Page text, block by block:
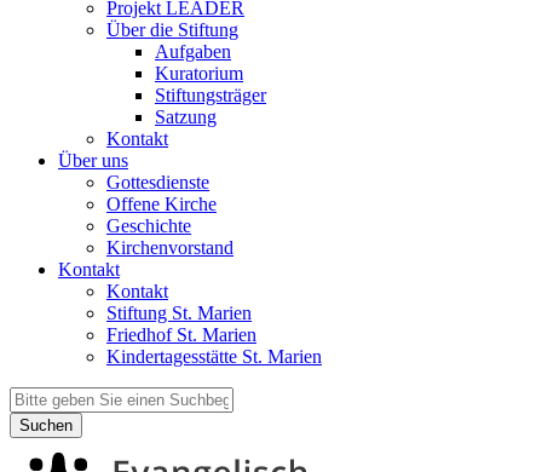
Projekt LEADER
Über die Stiftung
Aufgaben
Kuratorium
Stiftungsträger
Satzung
Kontakt
Über uns
Gottesdienste
Offene Kirche
Geschichte
Kirchenvorstand
Kontakt
Kontakt
Stiftung St. Marien
Friedhof St. Marien
Kindertagesstätte St. Marien
Suchen